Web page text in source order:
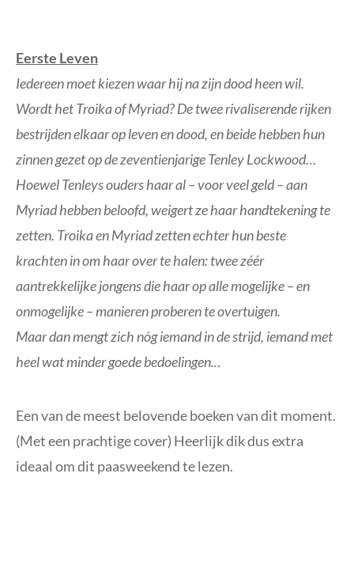
Eerste Leven
Iedereen moet kiezen waar hij na zijn dood heen wil.
Wordt het Troika of Myriad? De twee rivaliserende rijken
bestrijden elkaar op leven en dood, en beide hebben hun
zinnen gezet op de zeventienjarige Tenley Lockwood…
Hoewel Tenleys ouders haar al – voor veel geld – aan
Myriad hebben beloofd, weigert ze haar handtekening te
zetten. Troika en Myriad zetten echter hun beste
krachten in om haar over te halen: twee zéér
aantrekkelijke jongens die haar op alle mogelijke – en
onmogelijke – manieren proberen te overtuigen.
Maar dan mengt zich nóg iemand in de strijd, iemand met
heel wat minder goede bedoelingen...
Een van de meest belovende boeken van dit moment.
(Met een prachtige cover) Heerlijk dik dus extra
ideaal om dit paasweekend te lezen.